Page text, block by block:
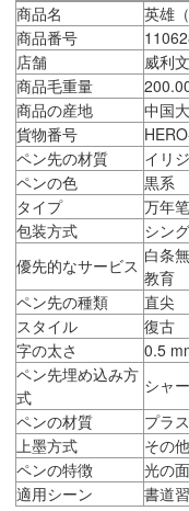
商品名
英雄
商品番号
店舗
威利
商品毛重量
商品の産地
中国
貨物番号
ペン先の材質
イリ
ペンの色
黒系
タイプ
万年笔
包装方式
シン
優先的なサービス 白条
教育
ペン先の種類
直尖
スタイル
復古
字の太さ
0.5
ペン先埋め込み方
式
シャ
ペンの材質
プラ
上墨方式
その他
ペンの特徴
光の面
適用シーン
書道